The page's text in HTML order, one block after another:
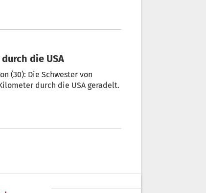
die USA
(30): Die Schwester von
durch die USA geradelt.